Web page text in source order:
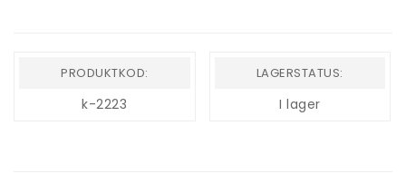
PRODUKTKOD:
k-2223
LAGERSTATUS:
I lager